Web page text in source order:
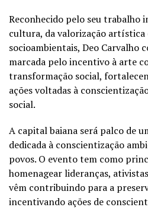
Reconhecido pelo seu trabalho
cultura, da valorização artística
socioambientais, Deo Carvalho
marcada pelo incentivo à arte
transformação social,
ações voltadas à
social.
A capital baiana será palco de
dedicada à conscientização
povos. O evento tem como
homenagear lideranças,
vêm contribuindo para a
incentivando ações de